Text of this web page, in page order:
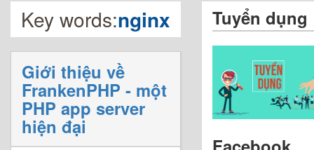
Key words:nginx
Giới thiệu về
FrankenPHP - một
PHP app server
hiện đại
Tuyển dụng